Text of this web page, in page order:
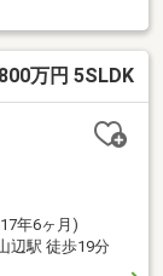
ン設置・エア
・シロアリ調
構工事・外
フォーム・不
しをお手伝い
せは⇒0120-
万円 5SLDK
年6ヶ月)
辺駅 徒歩19分